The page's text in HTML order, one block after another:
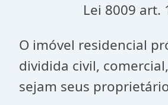
Lei 8009 art.
O imóvel residencial
dividida civil,
sejam seus